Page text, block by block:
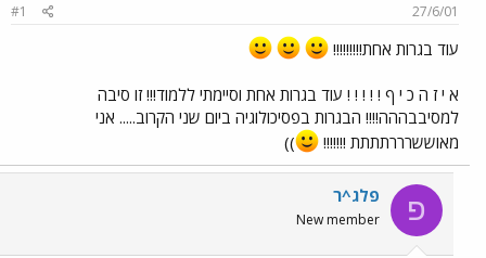
ש
א
ר
י
27/6/01
#1
עוד בגרות אחת!!!!!!!!!
א י ז ה כ י ף ! ! ! ! ! עוד בגרות אחת וסיימתי ללמוד!!! זו סיבה
למסיבבההה!!!! הבגרות בפסיכולוגיה ביום שני הקרוב..... אני
מאוששרררתתתת !!!!!!!
))
פ פלג^ר
New member